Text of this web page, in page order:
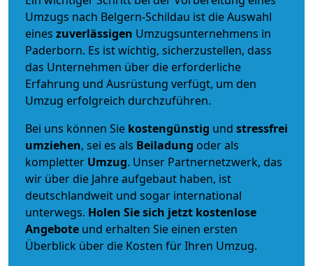
Umzugs nach Belgern-Schildau ist die Auswahl
eines zuverlässigen Umzugsunternehmens in
Paderborn. Es ist wichtig, sicherzustellen, dass
das Unternehmen über die erforderliche
Erfahrung und Ausrüstung verfügt, um den
Umzug erfolgreich durchzuführen.
Bei uns können Sie kostengünstig und stressfrei
umziehen, sei es als Beiladung oder als
kompletter Umzug. Unser Partnernetzwerk, das
wir über die Jahre aufgebaut haben, ist
deutschlandweit und sogar international
unterwegs. Holen Sie sich jetzt kostenlose
Angebote und erhalten Sie einen ersten
Überblick über die Kosten für Ihren Umzug.